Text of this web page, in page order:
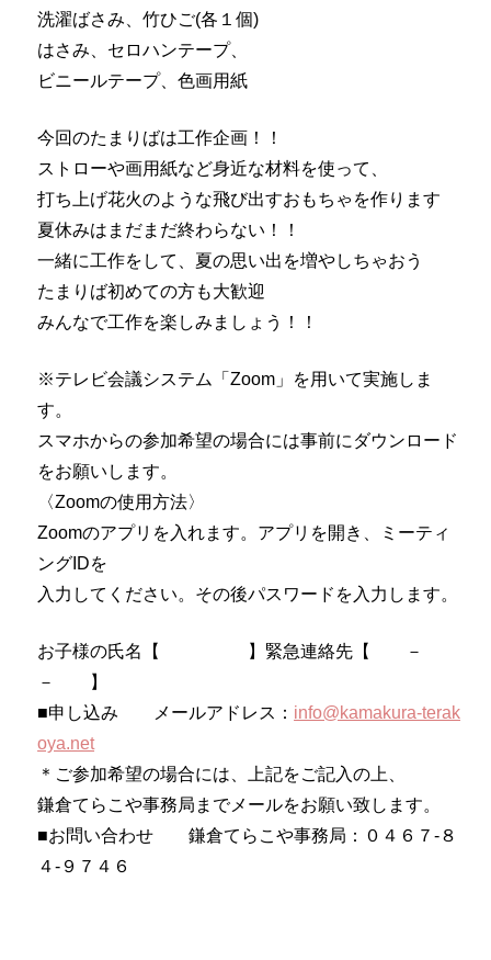
洗濯ばさみ、竹ひご(各１個)
はさみ、セロハンテープ、
ビニールテープ、色画用紙
今回のたまりばは工作企画！！
ストローや画用紙など身近な材料を使って、
打ち上げ花火のような飛び出すおもちゃを作ります
夏休みはまだまだ終わらない！！
一緒に工作をして、夏の思い出を増やしちゃおう
たまりば初めての方も大歓迎
みんなで工作を楽しみましょう！！
※テレビ会議システム「Zoom」を用いて実施しま
す。
スマホからの参加希望の場合には事前にダウンロード
をお願いします。
〈Zoomの使用方法〉
Zoomのアプリを入れます。アプリを開き、ミーティ
ングIDを
入力してください。その後パスワードを入力します。
お子様の氏名【 】緊急連絡先【 －
－ 】
■申し込み メールアドレス： info@kamakura-terak
oya.net
＊ご参加希望の場合には、上記をご記入の上、
鎌倉てらこや事務局までメールをお願い致します。
■お問い合わせ 鎌倉てらこや事務局：０４６７-８
４-９７４６